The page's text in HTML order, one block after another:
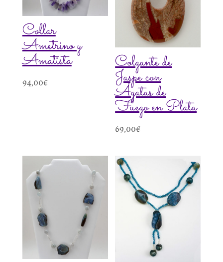
Collar
Ametrino y
Amatista
94,00€
Colgante de
Jaspe con
Ágatas de
Fuego en Plata
69,00€